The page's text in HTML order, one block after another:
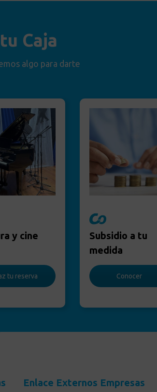
Caja
algo para darte
y cine
tu reserva
Subsidio a tu
medida
Conocer
Enlace Externos Empresas